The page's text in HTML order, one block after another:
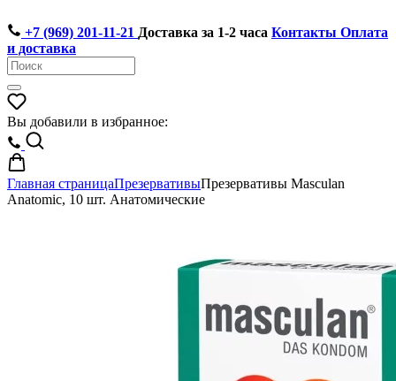
+7 (969) 201-11-21 Доставка за 1-2 часа Контакты Оплата
и доставка
Вы добавили в избранное:
Главная страницаПрезервативыПрезервативы Masculan
Anatomic, 10 шт. Анатомические